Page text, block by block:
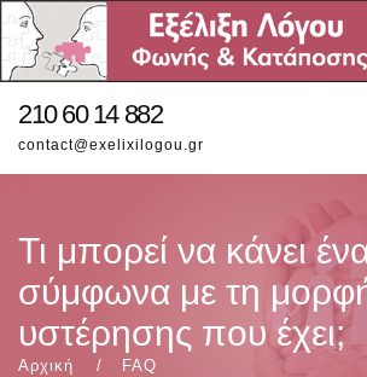
210 60 14 882
contact@exelixilogou.gr
Τι μπορεί να κάνει
σύμφωνα με τη
υστέρησης που έχει;
Αρχική
FAQ